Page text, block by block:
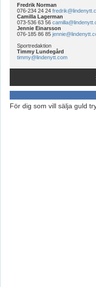
Fredrik Norman
076-234 24 24
Camilla Lagerman
073-536 63 56
Jennie Einarsson
076-185 86 85
Sportredaktion
Timmy Lundegård
timmy@lindenytt.com
För dig som vill sälja guld